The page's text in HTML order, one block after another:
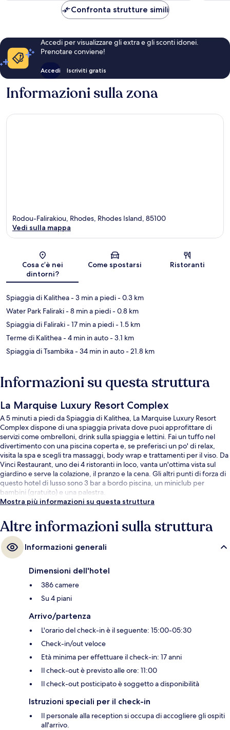
272 €
Confronta strutture simili
Accedi per visualizzare gli extra e gli sconti idonei.
Prenotare conviene!
Accedi Iscriviti gratis
Informazioni sulla zona
Mappa
Rodou-Falirakiou, Rhodes, Rhodes Island, 85100
Vedi sulla mappa
Cosa c’è nei
dintorni?
Come spostarsi Ristoranti
Spiaggia di Kalithea- 3 min a piedi- 0.3 km
Water Park Faliraki- 8 min a piedi- 0.8 km
Spiaggia di Faliraki- 17 min a piedi- 1.5 km
Terme di Kalithea- 4 min in auto- 3.1 km
Spiaggia di Tsambika- 34 min in auto- 21.8 km
Informazioni su questa struttura
La Marquise Luxury Resort Complex
A 5 minuti a piedi da Spiaggia di Kalithea, La Marquise Luxury Resort
Complex dispone di una spiaggia privata dove puoi approfittare di
servizi come ombrelloni, drink sulla spiaggia e lettini. Fai un tuffo nel
divertimento con una piscina coperta e, se preferisci un po' di relax,
visita la spa e scegli tra massaggi, body wrap e trattamenti per il viso. Da
Vinci Restaurant, uno dei 4 ristoranti in loco, vanta un'ottima vista sul
giardino e serve la colazione, il pranzo e la cena. Gli altri punti di forza di
questo hotel di lusso sono 3 bar a bordo piscina, un miniclub per
bambini (gratuito) e una palestra.
Mostra più informazioni su questa struttura
Altre informazioni sulla struttura
Informazioni generali
Dimensioni dell'hotel
386 camere
Su 4 piani
Arrivo/partenza
L'orario del check-in è il seguente: 15:00-05:30
Check-in/out veloce
Età minima per effettuare il check-in: 17 anni
Il check-out è previsto alle ore: 11:00
Il check-out posticipato è soggetto a disponibilità
Istruzioni speciali per il check-in
Il personale alla reception si occupa di accogliere gli ospiti
all'arrivo.